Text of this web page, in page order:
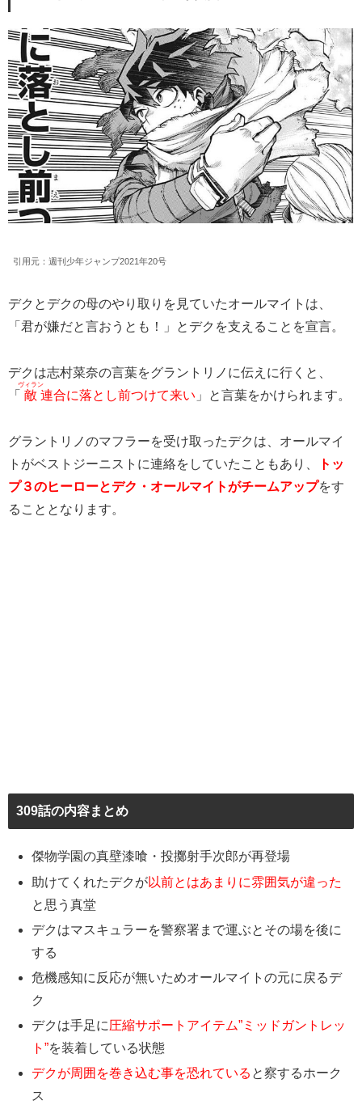
引用元：週刊少年ジャンプ2021年20号
デクとデクの母のやり取りを見ていたオールマイトは、
「君が嫌だと言おうとも！」とデクを支えることを宣言。
デクは志村菜奈の言葉をグラントリノに伝えに行くと、
「 敵
ヴィラン
連合に落とし前つけて来い 」と言葉をかけられます。
グラントリノのマフラーを受け取ったデクは、オールマイ
トがベストジーニストに連絡をしていたこともあり、
トッ
プ３のヒーローとデク・オールマイトがチームアップをす
ることとなります。
309話の内容まとめ
傑物学園の真壁漆喰・投擲射手次郎が再登場
助けてくれたデクが以前とはあまりに雰囲気が違った
と思う真堂
デクはマスキュラーを警察署まで運ぶとその場を後に
する
危機感知に反応が無いためオールマイトの元に戻るデ
ク
デクは手足に圧縮サポートアイテム”ミッドガントレッ
ト”を装着している状態
デクが周囲を巻き込む事を恐れている と察するホーク
ス